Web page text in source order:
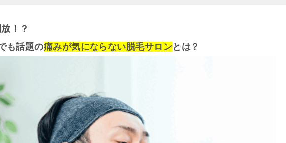
！？
も話題の痛みが気にならない脱毛サロンとは？